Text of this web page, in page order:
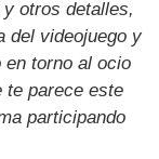
otros detalles,
del videojuego y
torno al ocio
te parece este
participando